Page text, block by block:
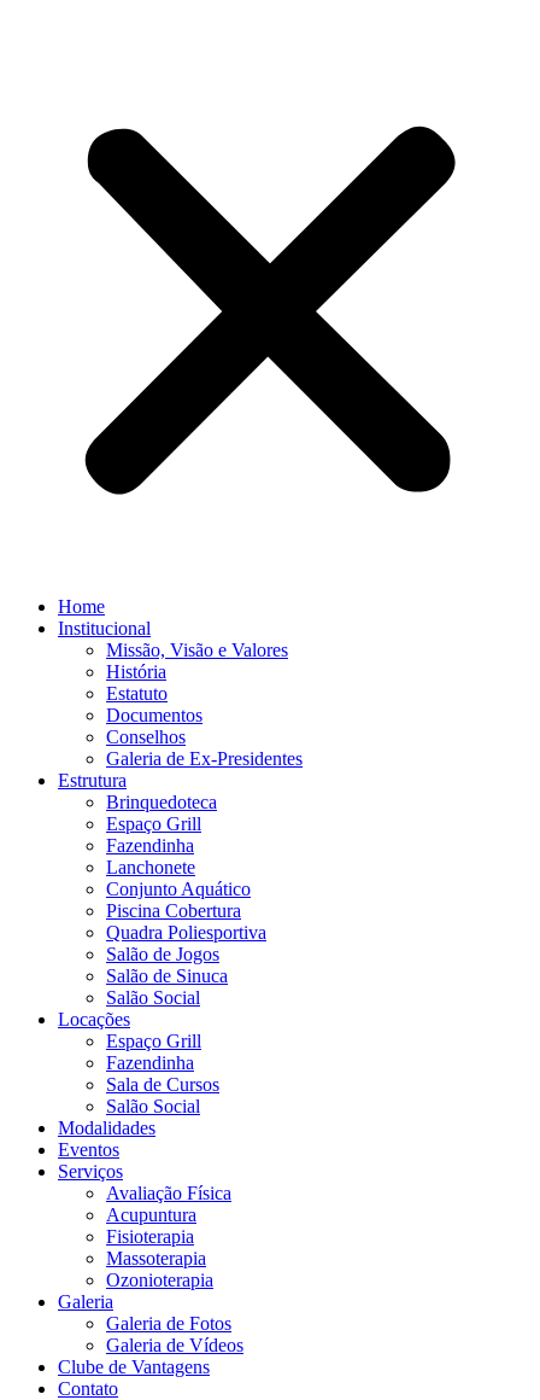
Home
Institucional
Missão, Visão e Valores
História
Estatuto
Documentos
Conselhos
Galeria de Ex-Presidentes
Estrutura
Brinquedoteca
Espaço Grill
Fazendinha
Lanchonete
Conjunto Aquático
Piscina Cobertura
Quadra Poliesportiva
Salão de Jogos
Salão de Sinuca
Salão Social
Locações
Espaço Grill
Fazendinha
Sala de Cursos
Salão Social
Modalidades
Eventos
Serviços
Avaliação Física
Acupuntura
Fisioterapia
Massoterapia
Ozonioterapia
Galeria
Galeria de Fotos
Galeria de Vídeos
Clube de Vantagens
Contato